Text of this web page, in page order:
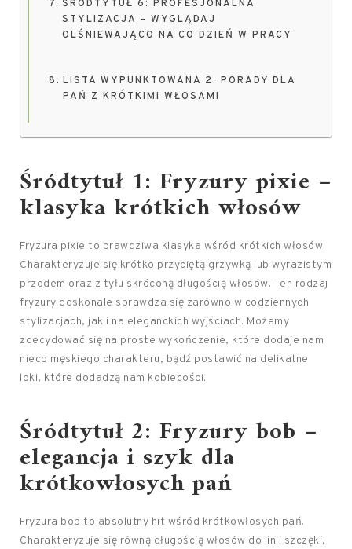
ŚRÓDTYTUŁ 6: PROFESJONALNA
STYLIZACJA – WYGLĄDAJ
OLŚNIEWAJĄCO NA CO DZIEŃ W PRACY
LISTA WYPUNKTOWANA 2: PORADY DLA
PAŃ Z KRÓTKIMI WŁOSAMI
Śródtytuł 1: Fryzury pixie –
klasyka krótkich włosów
Fryzura pixie to prawdziwa klasyka wśród krótkich włosów.
Charakteryzuje się krótko przyciętą grzywką lub wyrazistym
przodem oraz z tyłu skróconą długością włosów. Ten rodzaj
fryzury doskonale sprawdza się zarówno w codziennych
stylizacjach, jak i na eleganckich wyjściach. Możemy
zdecydować się na proste wykończenie, które dodaje nam
nieco męskiego charakteru, bądź postawić na delikatne
loki, które dodadzą nam kobiecości.
Śródtytuł 2: Fryzury bob –
elegancja i szyk dla
krótkowłosych pań
Fryzura bob to absolutny hit wśród krótkowłosych pań.
Charakteryzuje się równą długością włosów do linii szczęki,